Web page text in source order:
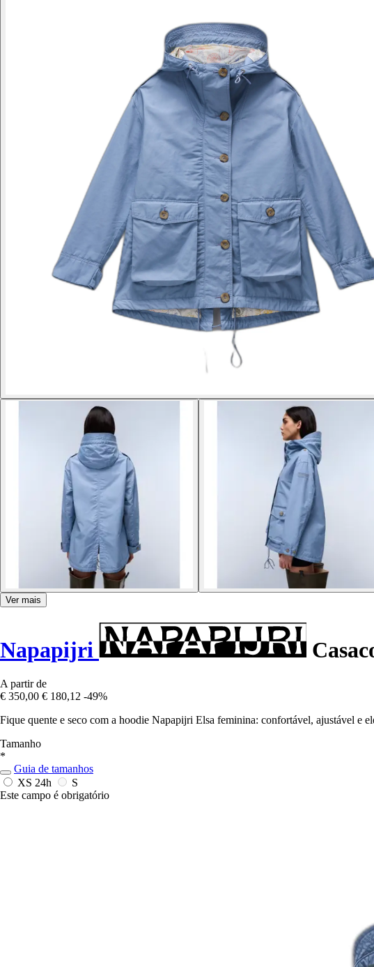
Ver mais
Napapijri
A partir de
€ 350,00 € 180,12 -49%
Fique quente e seco com a hoodie Napapijri Elsa feminina: confortável, ajustável e
Tamanho
*
Guia de tamanhos
XS 24h
S
Este campo é obrigatório